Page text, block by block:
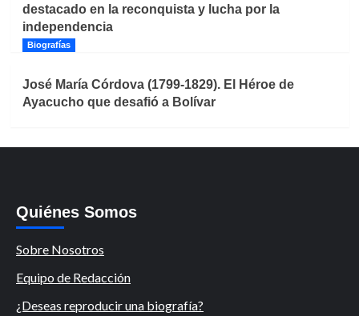
destacado en la reconquista y lucha por la
independencia
Biografías
José María Córdova (1799-1829). El Héroe de
Ayacucho que desafió a Bolívar
Quiénes Somos
Sobre Nosotros
Equipo de Redacción
¿Deseas reproducir una biografía?